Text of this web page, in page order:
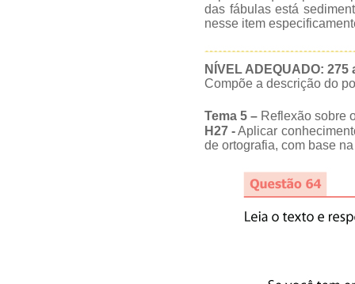
das fábulas está
nesse item
NÍVEL ADEQUADO: 275
Compõe a descrição do
Tema 5 – Reflexão sobre
H27 -Aplicar
de ortografia, com base